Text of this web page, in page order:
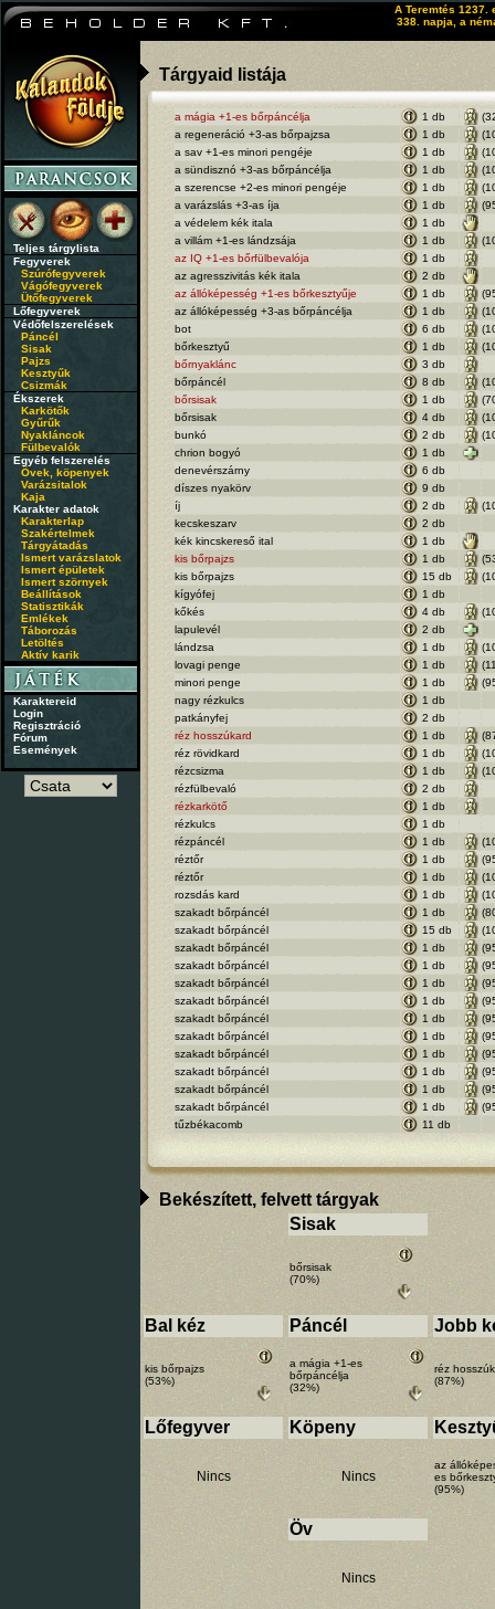
A Teremtés 1237.
338. napja, a
Teljes tárgylista
Fegyverek
Szúrófegyverek
Vágófegyverek
Ütőfegyverek
Lőfegyverek
Védőfelszerelések
Páncél
Sisak
Pajzs
Kesztyűk
Csizmák
Ékszerek
Karkötők
Gyűrűk
Nyakláncok
Fülbevalók
Egyéb felszerelés
Övek, köpenyek
Varázsitalok
Kaja
Karakter adatok
Karakterlap
Szakértelmek
Tárgyátadás
Ismert varázslatok
Ismert épületek
Ismert szörnyek
Beállítások
Statisztikák
Emlékek
Táborozás
Letöltés
Aktív karik
Karaktereid
Login
Regisztráció
Fórum
Események
Tárgyaid listája
a mágia +1-es bőrpáncélja 1 db
a regeneráció +3-as bőrpajzsa
1 db
a sav +1-es minori pengéje
1 db
a sündisznó +3-as bőrpáncélja
1 db
a szerencse +2-es minori pengéje
1 db
a varázslás +3-as íja
1 db
a védelem kék itala
1 db
a villám +1-es lándzsája
1 db
az IQ +1-es bőrfülbevalója
1 db
az agresszivitás kék itala
2 db
az állóképesség +1-es bőrkesztyűje
1 db
az állóképesség +3-as bőrpáncélja
1 db
bot
6 db
bőrkesztyű
1 db
bőrnyaklánc
3 db
bőrpáncél
8 db
bőrsisak
1 db
bőrsisak
4 db
bunkó
2 db
chrion bogyó
1 db
denevérszárny
6 db
díszes nyakörv
9 db
íj
2 db
kecskeszarv
2 db
kék kincskereső ital
1 db
kis bőrpajzs
1 db
kis bőrpajzs
15 db
kígyófej
1 db
kőkés
4 db
lapulevél
2 db
lándzsa
1 db
lovagi penge
1 db
minori penge
1 db
nagy rézkulcs
1 db
patkányfej
2 db
réz hosszúkard
1 db
réz rövidkard
1 db
rézcsizma
1 db
rézfülbevaló
2 db
rézkarkötő
1 db
rézkulcs
1 db
rézpáncél
1 db
réztőr
1 db
réztőr
1 db
rozsdás kard
1 db
szakadt bőrpáncél
1 db
szakadt bőrpáncél
15 db
szakadt bőrpáncél
1 db
szakadt bőrpáncél
1 db
szakadt bőrpáncél
1 db
szakadt bőrpáncél
1 db
szakadt bőrpáncél
1 db
szakadt bőrpáncél
1 db
szakadt bőrpáncél
1 db
szakadt bőrpáncél
1 db
szakadt bőrpáncél
1 db
szakadt bőrpáncél
1 db
tűzbékacomb
11 db
Bekészített, felvett tárgyak
Sisak
bőrsisak
(70%)
Bal kéz
kis bőrpajzs
(53%)
Páncél
a mágia +1-es
bőrpáncélja
(32%)
Jobb
réz
(87%)
Lőfegyver
Nincs
Köpeny
Nincs
az
es
(95%)
Öv
Nincs